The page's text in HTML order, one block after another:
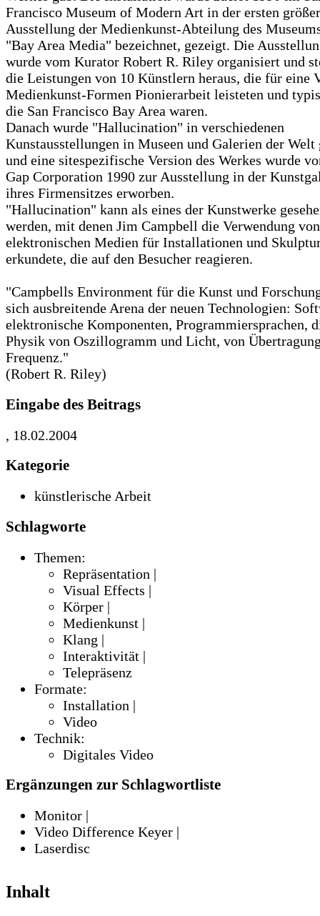
Francisco Museum of Modern Art in der ersten
Ausstellung der Medienkunst-Abteilung des
"Bay Area Media" bezeichnet, gezeigt. Die
wurde vom Kurator Robert R. Riley organisiert und
die Leistungen von 10 Künstlern heraus, die für eine
Medienkunst-Formen Pionierarbeit leisteten und
die San Francisco Bay Area waren.
Danach wurde "Hallucination" in verschiedenen
Kunstausstellungen in Museen und Galerien der Welt
und eine sitespezifische Version des Werkes wurde
Gap Corporation 1990 zur Ausstellung in der
ihres Firmensitzes erworben.
"Hallucination" kann als eines der Kunstwerke
werden, mit denen Jim Campbell die Verwendung von
elektronischen Medien für Installationen und
erkundete, die auf den Besucher reagieren.
"Campbells Environment für die Kunst und
sich ausbreitende Arena der neuen Technologien:
elektronische Komponenten, Programmiersprachen,
Physik von Oszillogramm und Licht, von
Frequenz."
(Robert R. Riley)
Eingabe des Beitrags
, 18.02.2004
Kategorie
künstlerische Arbeit
Schlagworte
Themen:
Repräsentation |
Visual Effects |
Körper |
Medienkunst |
Klang |
Interaktivität |
Telepräsenz
Formate:
Installation |
Video
Technik:
Digitales Video
Ergänzungen zur Schlagwortliste
Monitor |
Video Difference Keyer |
Laserdisc
Inhalt